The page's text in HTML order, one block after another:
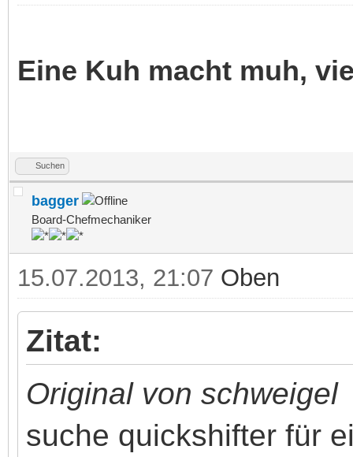
Eine Kuh macht muh,
Suchen
bagger
Board-Chefmechaniker
15.07.2013, 21:07 Oben
Zitat:
Original von schweigel
suche quickshifter für